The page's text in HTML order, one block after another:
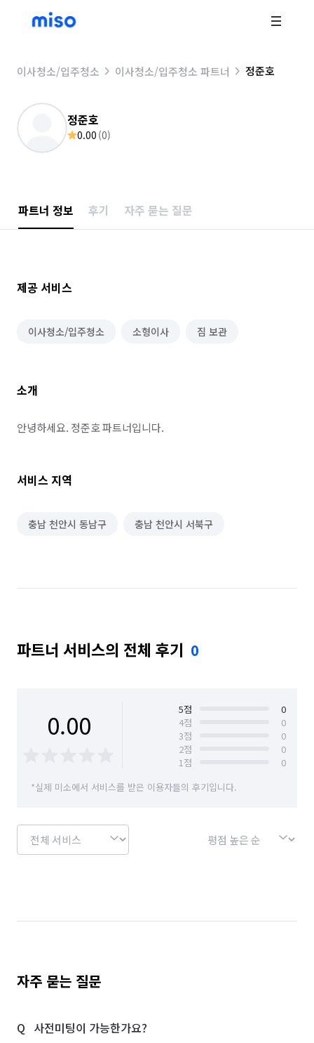
이사청소/입주청소 이사청소/입주청소 파트너 정준호
정준호
0.00 (0)
파트너 정보 후기 자주 묻는 질문
제공 서비스
이사청소/입주청소 소형이사 짐 보관
소개
안녕하세요. 정준호 파트너입니다.
서비스 지역
충남 천안시 동남구 충남 천안시 서북구
파트너 서비스의 전체 후기 0
0.00 5점
0
4점
0
3점
0
2점
0
1점
0
*실제 미소에서 서비스를 받은 이용자들의 후기입니다.
자주 묻는 질문
사전미팅이 가능한가요?